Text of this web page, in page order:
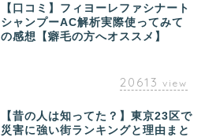
【口コミ】フィヨーレファシナート
シャンプーAC解析実際使ってみて
の感想【癖毛の方へオススメ】
20613 view
【昔の人は知ってた？】東京23区で
災害に強い街ランキングと理由まと